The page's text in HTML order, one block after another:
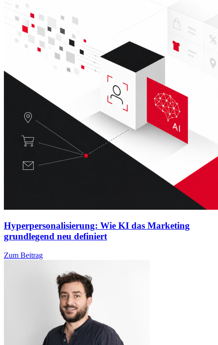
Hyperpersonalisierung: Wie KI das Marketing
grundlegend neu definiert
Zum Beitrag